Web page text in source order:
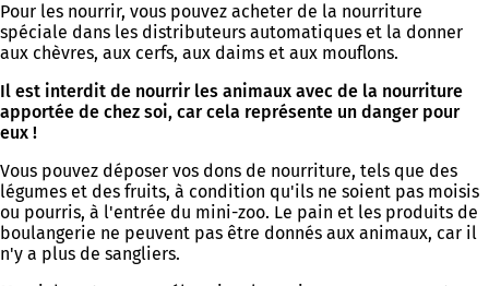
Pour les nourrir, vous pouvez acheter de la nourriture
spéciale dans les distributeurs automatiques et la donner
aux chèvres, aux cerfs, aux daims et aux mouflons.
Il est interdit de nourrir les animaux avec de la nourriture
apportée de chez soi, car cela représente un danger pour
eux !
Vous pouvez déposer vos dons de nourriture, tels que des
légumes et des fruits, à condition qu'ils ne soient pas moisis
ou pourris, à l'entrée du mini-zoo. Le pain et les produits de
boulangerie ne peuvent pas être donnés aux animaux, car il
n'y a plus de sangliers.